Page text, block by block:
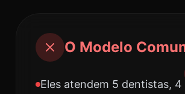
O Modelo
Eles atendem 5 dentistas, 4